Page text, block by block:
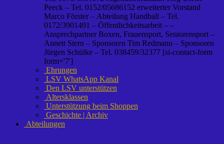
Peeck – Tel. 0152/05686152 erweiterter Vorstand
Marco Förster – Abteilung Handball – Tel.
0172/3901491 – Öffentlichkeitsarbeit – –
Ansprechpartner Boxen, Frauensport, Seniorensport –
Annett Stern – Sponsoren Tim Redmann – Sponsoren
Jürgen Schülke – Tel. 038459/32377 [si-contact-form
form='7']
Ehrungen
LSV WhatsApp Kanal
Den LSV unterstützen
Altersklassen
Unterstützung beim Shoppen
Geschichte | Archiv
Abteilungen